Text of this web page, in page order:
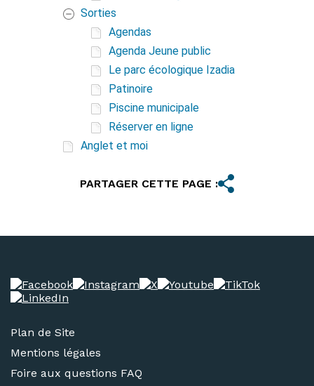
Sorties
Agendas
Agenda Jeune public
Le parc écologique Izadia
Patinoire
Piscine municipale
Réserver en ligne
Anglet et moi
PARTAGER CETTE PAGE :
Plan de Site
Mentions légales
Foire aux questions FAQ